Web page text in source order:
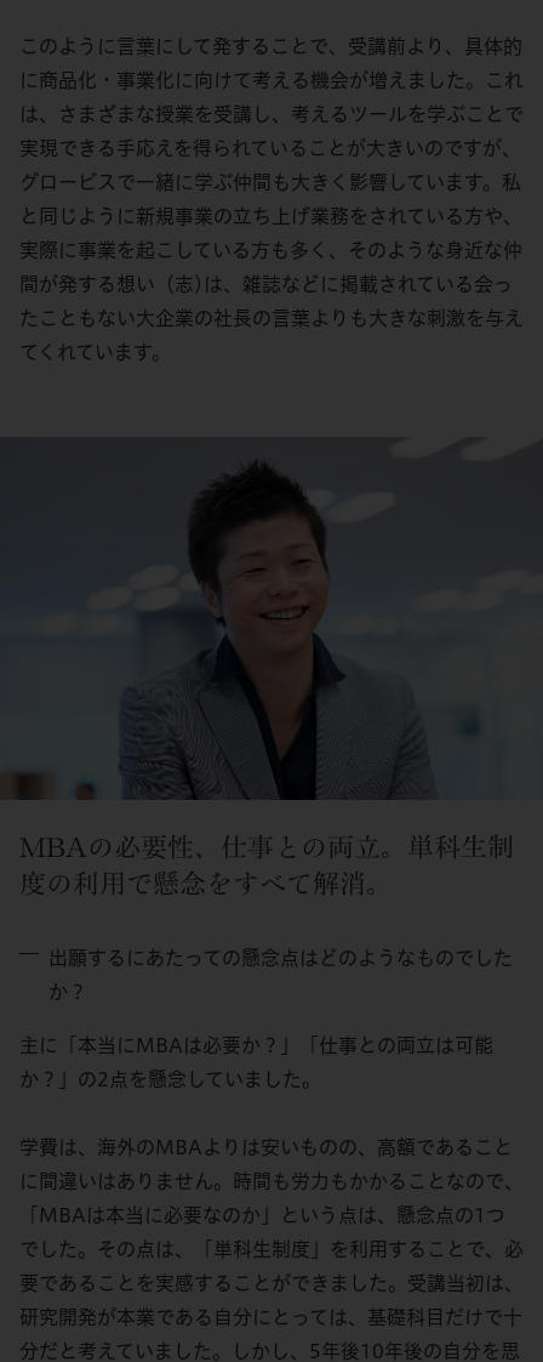
このように言葉にして発することで、受講前より、具体的
に商品化・事業化に向けて考える機会が増えました。これ
は、さまざまな授業を受講し、考えるツールを学ぶことで
実現できる手応えを得られていることが大きいのですが、
グロービスで一緒に学ぶ仲間も大きく影響しています。私
と同じように新規事業の立ち上げ業務をされている方や、
実際に事業を起こしている方も多く、そのような身近な仲
間が発する想い（志)は、雑誌などに掲載されている会っ
たこともない大企業の社長の言葉よりも大きな刺激を与え
てくれています。
MBAの必要性、仕事との両立。単科生制
度の利用で懸念をすべて解消。
出願するにあたっての懸念点はどのようなものでした
か？
主に「本当にMBAは必要か？」「仕事との両立は可能
か？」の2点を懸念していました。
学費は、海外のMBAよりは安いものの、高額であること
に間違いはありません。時間も労力もかかることなので、
「MBAは本当に必要なのか」という点は、懸念点の1つ
でした。その点は、「単科生制度」を利用することで、必
要であることを実感することができました。受講当初は、
研究開発が本業である自分にとっては、基礎科目だけで十
分だと考えていました。しかし、5年後10年後の自分を思